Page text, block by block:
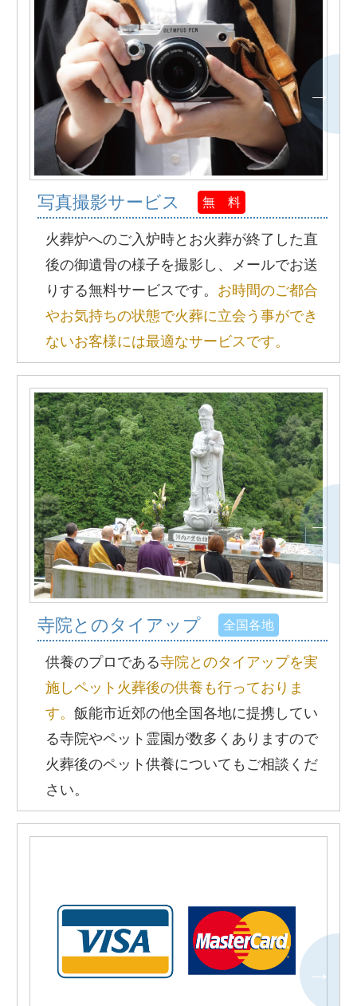
写真撮影サービス 無 料
火葬炉へのご入炉時とお火葬が終了した直
後の御遺骨の様子を撮影し、メールでお送
りする無料サービスです。 お時間のご都合
やお気持ちの状態で火葬に立会う事ができ
ないお客様には最適なサービスです。
寺院とのタイアップ 全国各地
供養のプロである寺院とのタイアップを実
施しペット火葬後の供養も行っておりま
す。飯能市近郊の他全国各地に提携してい
る寺院やペット霊園が数多くありますので
火葬後のペット供養についてもご相談くだ
さい。